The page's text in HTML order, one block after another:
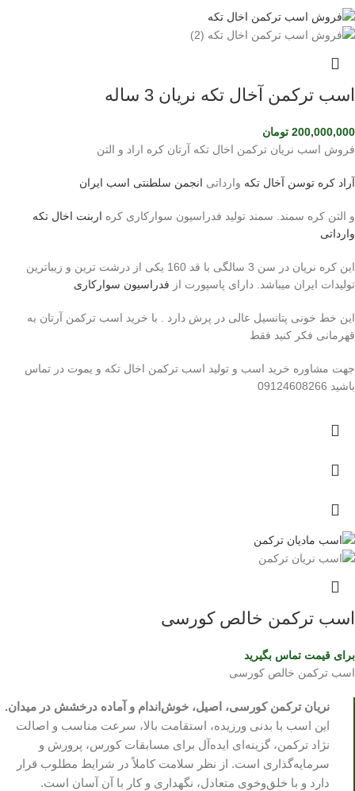
اسب ترکمن آخال تکه نریان 3 ساله
200,000,000 تومان
فروش اسب نریان ترکمن اخال تکه آرتان کره اراد و التن
آراد کره توسن آخال تکه وارداتی انجمن سلطنتی اسب ایران
و التن کره سمند. سمند تولید فدراسیون سوارکاری کره اربنت اخال تکه
وارداتی
این کره نریان در سن 3 سالگی با قد 160 یکی از درشت ترین و زیباترین
تولیدات ایران میباشد. دارای پاسپورت از فدراسیون سوارکاری
این خط خونی پتانسیل عالی در پرش دارد . با خرید اسب ترکمن آرتان به
قهرمانی فکر کنید فقط
جهت مشاوره خرید اسب و تولید اسب ترکمن اخال تکه و یموت در تماس
باشید 09124608266
اسب ترکمن خالص کورسی
برای قیمت تماس بگیرید
اسب ترکمن خالص کورسی
نریان ترکمن کورسی، اصیل، خوش‌اندام و آماده درخشش در میدان.
این اسب با بدنی ورزیده، استقامت بالا، سرعت مناسب و اصالت
نژاد ترکمن، گزینه‌ای ایده‌آل برای مسابقات کورس، پرورش و
سرمایه‌گذاری است. از نظر سلامت کاملاً در شرایط مطلوب قرار
دارد و با خلق‌وخوی متعادل، نگهداری و کار با آن آسان است.